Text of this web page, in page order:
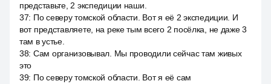
представьте, 2 экспедиции наши.
37: По северу томской области. Вот я её 2 экспедиции. И
вот представляете, на реке тым всего 2 посёлка, не даже 3
там в устье.
38: Сам организовывал. Мы проводили сейчас там живых
это
39: По северу томской области. Вот я её сам